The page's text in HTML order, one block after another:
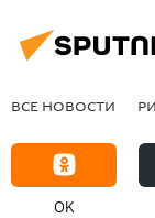
ВСЕ НОВОСТИ
OK